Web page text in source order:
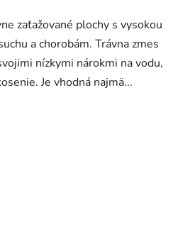
zaťažované plochy s vysokou
a chorobám. Trávna zmes
nízkymi nárokmi na vodu,
Je vhodná najmä...